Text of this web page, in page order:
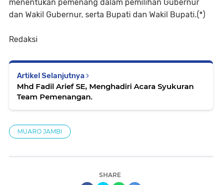
menentukan pemenang dalam pemilihan Gubernur
dan Wakil Gubernur, serta Bupati dan Wakil Bupati.(*)
Redaksi
Artikel Selanjutnya
Mhd Fadil Arief SE, Menghadiri Acara Syukuran
Team Pemenangan.
MUARO JAMBI
SHARE